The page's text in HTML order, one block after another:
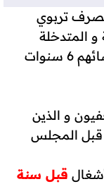
تربوي
و المتدخلة
- الولوج إلى مسلك الإدارة التربوية بعد النجاح في المباراة ،للحاصلين على الإجازة، بعد قضائهم 6 سنوات
و الذين
قبل المجلس
قبل سنة